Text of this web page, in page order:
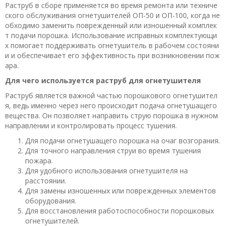
Раструб в сборе применяется во время ремонта или техниче
ского обслуживания огнетушителей ОП-50 и ОП-100, когда не
обходимо заменить поврежденный или изношенный комплек
т подачи порошка. Использование исправных комплектующи
х помогает поддерживать огнетушитель в рабочем состояни
и и обеспечивает его эффективность при возникновении пож
ара.
Для чего используется раструб для огнетушителя
Раструб является важной частью порошкового огнетушител
я, ведь именно через него происходит подача огнетушащего
вещества. Он позволяет направить струю порошка в нужном
направлении и контролировать процесс тушения.
Для подачи огнетушащего порошка на очаг возгорания.
Для точного направления струи во время тушения
пожара.
Для удобного использования огнетушителя на
расстоянии.
Для замены изношенных или поврежденных элементов
оборудования.
Для восстановления работоспособности порошковых
огнетушителей.